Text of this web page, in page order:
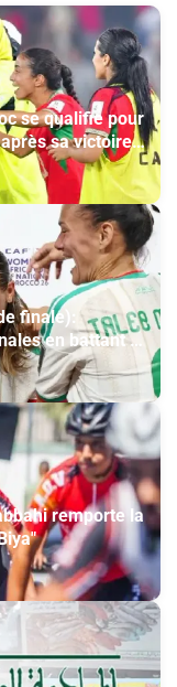
se qualifie pour
sa victoire
finale):
en battant la
remporte la